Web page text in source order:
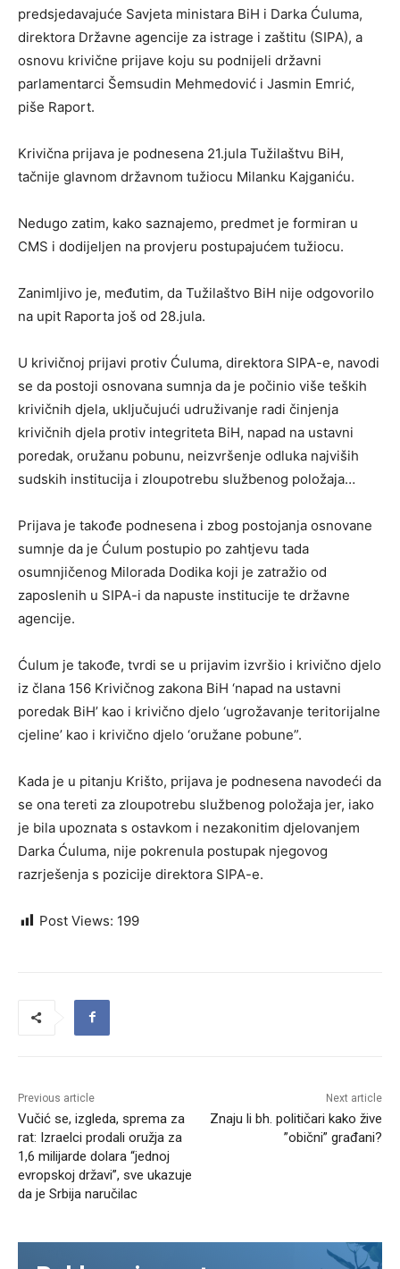
predsjedavajuće Savjeta ministara BiH i Darka Ćuluma,
direktora Državne agencije za istrage i zaštitu (SIPA), a
osnovu krivične prijave koju su podnijeli državni
parlamentarci Šemsudin Mehmedović i Jasmin Emrić,
piše Raport.
Krivična prijava je podnesena 21.jula Tužilaštvu BiH,
tačnije glavnom državnom tužiocu Milanku Kajganiću.
Nedugo zatim, kako saznajemo, predmet je formiran u
CMS i dodijeljen na provjeru postupajućem tužiocu.
Zanimljivo je, međutim, da Tužilaštvo BiH nije odgovorilo
na upit Raporta još od 28.jula.
U krivičnoj prijavi protiv Ćuluma, direktora SIPA-e, navodi
se da postoji osnovana sumnja da je počinio više teških
krivičnih djela, uključujući udruživanje radi činjenja
krivičnih djela protiv integriteta BiH, napad na ustavni
poredak, oružanu pobunu, neizvršenje odluka najviših
sudskih institucija i zloupotrebu službenog položaja…
Prijava je takođe podnesena i zbog postojanja osnovane
sumnje da je Ćulum postupio po zahtjevu tada
osumnjičenog Milorada Dodika koji je zatražio od
zaposlenih u SIPA-i da napuste institucije te državne
agencije.
Ćulum je takođe, tvrdi se u prijavim izvršio i krivično djelo
iz člana 156 Krivičnog zakona BiH ‘napad na ustavni
poredak BiH’ kao i krivično djelo ‘ugrožavanje teritorijalne
cjeline’ kao i krivično djelo ‘oružane pobune”.
Kada je u pitanju Krišto, prijava je podnesena navodeći da
se ona tereti za zloupotrebu službenog položaja jer, iako
je bila upoznata s ostavkom i nezakonitim djelovanjem
Darka Ćuluma, nije pokrenula postupak njegovog
razrješenja s pozicije direktora SIPA-e.
Post Views: 199
Previous article
Vučić se, izgleda, sprema za
rat: Izraelci prodali oružja za
1,6 milijarde dolara “jednoj
evropskoj državi”, sve ukazuje
da je Srbija naručilac
Next article
Znaju li bh. političari kako žive
”obični” građani?